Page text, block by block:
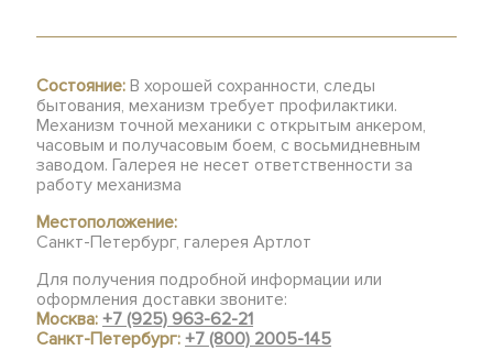
Состояние: В хорошей сохранности, следы
бытования, механизм требует профилактики.
Механизм точной механики с открытым анкером,
часовым и получасовым боем, с восьмидневным
заводом. Галерея не несет ответственности за
работу механизма
Местоположение:
Санкт-Петербург, галерея Артлот
Для получения подробной информации или
оформления доставки звоните:
Москва:+7 (925) 963-62-21
Санкт-Петербург:+7 (800) 2005-145